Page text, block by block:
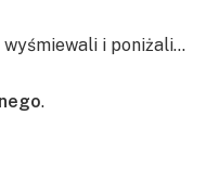
wyśmiewali i poniżali…
.